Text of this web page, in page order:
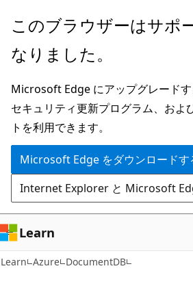
メ
ン
ン
テ
ン
ツ
に
ス
キ
ッ
プ
このブラウザーはサポ
なりました。
Microsoft Edge にアップグレードす
セキュリティ更新プログラム、およ
トを利用できます。
Microsoft Edge をダウンロードす
Internet Explorer と Microsoft
Learn
Learn Azure DocumentDB